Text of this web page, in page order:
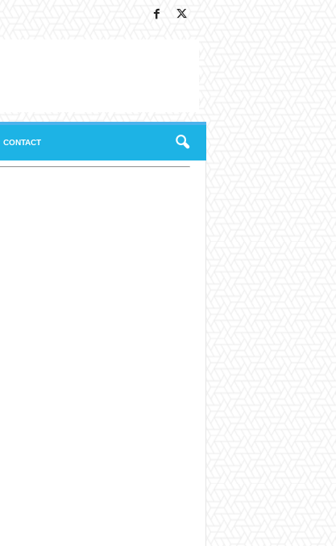
CONTACT